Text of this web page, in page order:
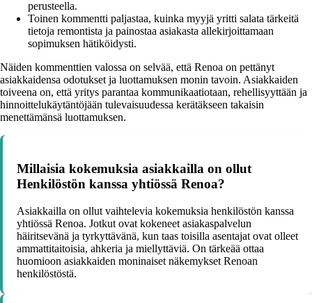
perusteella.
Toinen kommentti paljastaa, kuinka myyjä yritti salata tärkeitä
tietoja remontista ja painostaa asiakasta allekirjoittamaan
sopimuksen hätiköidysti.
Näiden kommenttien valossa on selvää, että Renoa on pettänyt
asiakkaidensa odotukset ja luottamuksen monin tavoin. Asiakkaiden
toiveena on, että yritys parantaa kommunikaatiotaan, rehellisyyttään ja
hinnoittelukäytäntöjään tulevaisuudessa kerätäkseen takaisin
menettämänsä luottamuksen.
Millaisia kokemuksia asiakkailla on ollut
Henkilöstön kanssa yhtiössä Renoa?
Asiakkailla on ollut vaihtelevia kokemuksia henkilöstön kanssa
yhtiössä Renoa. Jotkut ovat kokeneet asiakaspalvelun
häiritsevänä ja tyrkyttävänä, kun taas toisilla asentajat ovat olleet
ammattitaitoisia, ahkeria ja miellyttäviä. On tärkeää ottaa
huomioon asiakkaiden moninaiset näkemykset Renoan
henkilöstöstä.